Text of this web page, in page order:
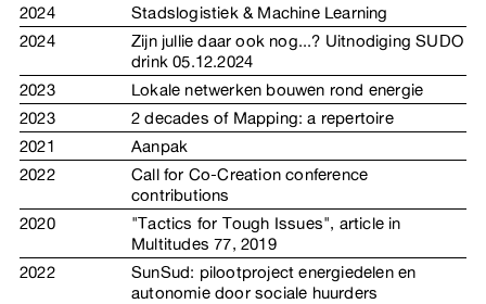
2024
Stadslogistiek & Machine Learning
2024
Zijn jullie daar ook nog...? Uitnodiging SUDO
drink 05.12.2024
2023
Lokale netwerken bouwen rond energie
2023
2 decades of Mapping: a repertoire
2021
Aanpak
2022
Call for Co-Creation conference
contributions
2020
"Tactics for Tough Issues", article in
Multitudes 77, 2019
2022
SunSud: pilootproject energiedelen en
autonomie door sociale huurders